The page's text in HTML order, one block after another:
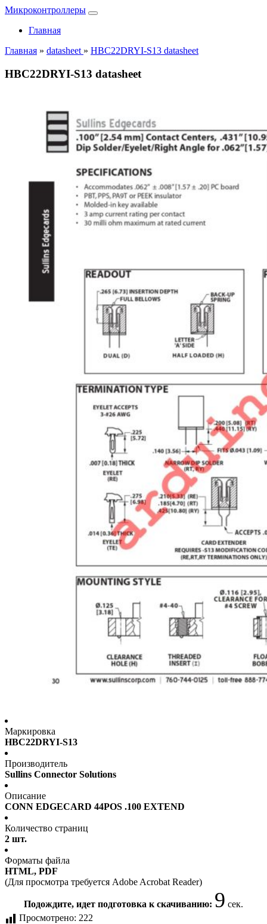
Микроконтроллеры
Главная
Главная » datasheet » HBC22DRYI-S13 datasheet
HBC22DRYI-S13 datasheet
Маркировка
HBC22DRYI-S13
Производитель
Sullins Connector Solutions
Описание
CONN EDGECARD 44POS .100 EXTEND
Количество страниц
2 шт.
Форматы файла
HTML, PDF
(Для просмотра требуется Adobe Acrobat Reader)
Подождите, идет подготовка к скачиванию: 9 сек.
Просмотрено: 222